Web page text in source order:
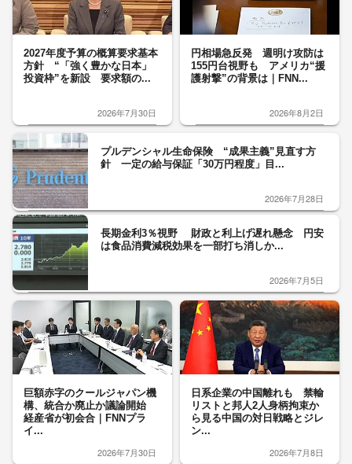
2027年度予算の概算要求基本
方針 “「強く豊かな日本」
投資枠”を新設 要求額の...
2026年7月30日
円相場急反発 週明け攻防は
155円台視野も アメリカ“援
護射撃”の背景は｜FNN...
2026年8月2日
プルデンシャル生命保険 “成果主義”見直す方
針 一定の給与保証「30万円程度」目...
2026年7月28日
長期金利3％視野 財政と利上げ遅れ懸念 円安
は食品消費減税効果を一部打ち消しか...
2026年7月5日
巨額赤字のクールジャパン機
構、統合か廃止か議論開始
経産省が初会合｜FNNプラ
イ...
2026年7月30日
日系企業の中国離れも 禁輸
リストと邦人2人身柄拘束か
ら見る中国の対日戦略とジレ
ン...
2026年7月8日